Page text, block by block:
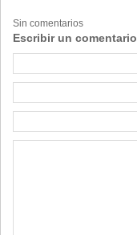
Sin comentarios
Escribir un comentario